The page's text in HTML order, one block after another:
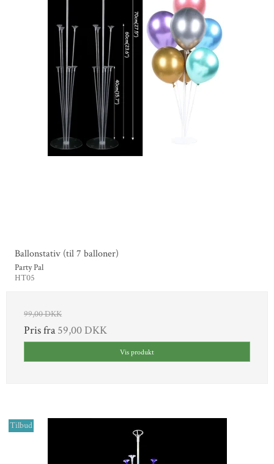
Ballonstativ (til 7 balloner)
Party Pal
HT05
99,00 DKK
Pris fra59,00 DKK
Vis produkt
Tilbud